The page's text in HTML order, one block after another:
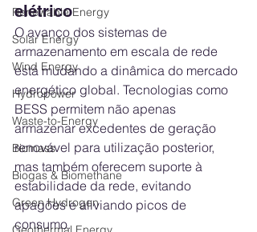
Renewable Energy
Solar Energy
Wind Energy
Hydropower
Waste-to-Energy
Biomass
Biogas & Biomethane
Green Hydrogen
elétrico
O avanço dos sistemas de
armazenamento em escala de rede
está mudando a dinâmica do mercado
energético global. Tecnologias como
BESS permitem não apenas
armazenar excedentes de geração
renovável para utilização posterior,
mas também oferecem suporte à
estabilidade da rede, evitando
apagões e aliviando picos de
consumo.